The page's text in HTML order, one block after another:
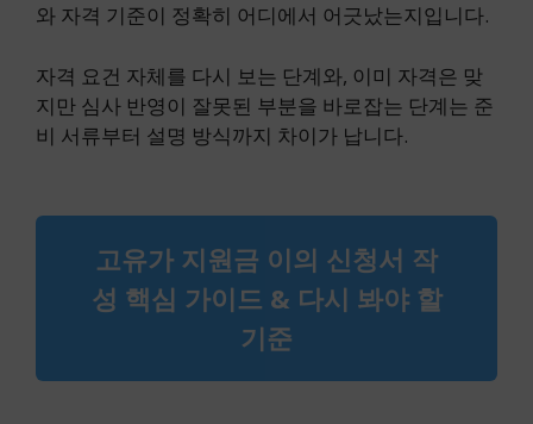
와 자격 기준이 정확히 어디에서 어긋났는지입니다.
자격 요건 자체를 다시 보는 단계와, 이미 자격은 맞
지만 심사 반영이 잘못된 부분을 바로잡는 단계는 준
비 서류부터 설명 방식까지 차이가 납니다.
고유가 지원금 이의 신청서 작
성 핵심 가이드 & 다시 봐야 할
기준